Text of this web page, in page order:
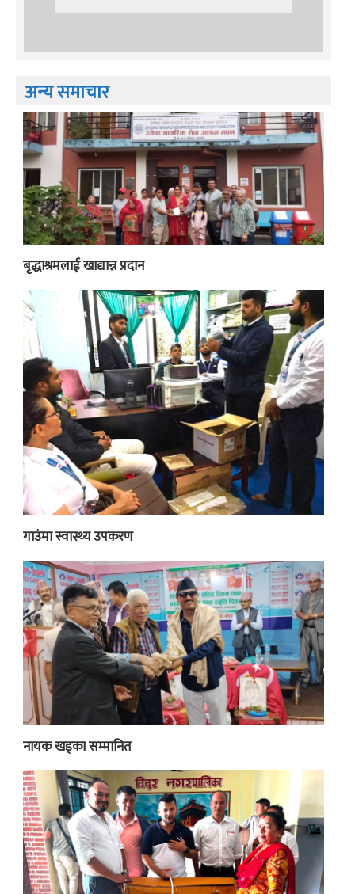
अन्य समाचार
बृद्धाश्रमलाई खाद्यान्न प्रदान
गाउंमा स्वास्थ्य उपकरण
नायक खड्का सम्मानित